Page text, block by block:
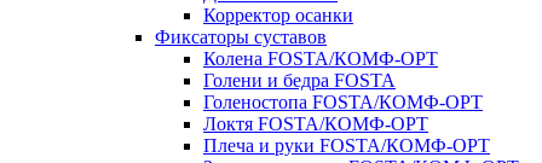
Корректор осанки
Фиксаторы суставов
Колена FOSTA/КОМФ-ОРТ
Голени и бедра FOSTA
Голеностопа FOSTA/КОМФ-ОРТ
Локтя FOSTA/КОМФ-ОРТ
Плеча и руки FOSTA/КОМФ-ОРТ